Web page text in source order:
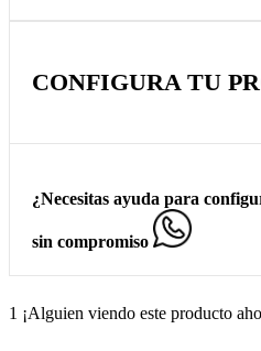
CONFIGURA TU
¿Necesitas ayuda para
sin compromiso
1 ¡Alguien viendo este producto